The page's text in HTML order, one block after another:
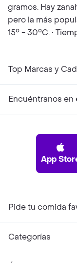
gramos. Hay
pero la más
15° - 30°C. •
Top Marcas y
Encuéntranos en
App
Pide tu comida
Categorías